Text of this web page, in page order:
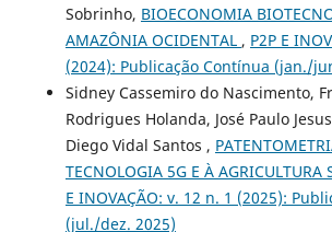
Sobrinho, BIOECONOMIA
AMAZÔNIA OCIDENTAL , P2P E
(2024): Publicação Contínua (jan./
Sidney Cassemiro do Nascimento,
Rodrigues Holanda, José Paulo
Diego Vidal Santos ,
TECNOLOGIA 5G E À AGRICULTURA
E INOVAÇÃO: v. 12 n. 1 (2025):
(jul./dez. 2025)